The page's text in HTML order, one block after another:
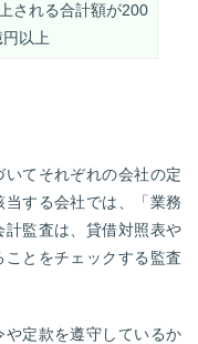
される合計額が200
円以上
てそれぞれの会社の定
する会社では、「業務
監査は、貸借対照表や
とをチェックする監査
定款を遵守しているか